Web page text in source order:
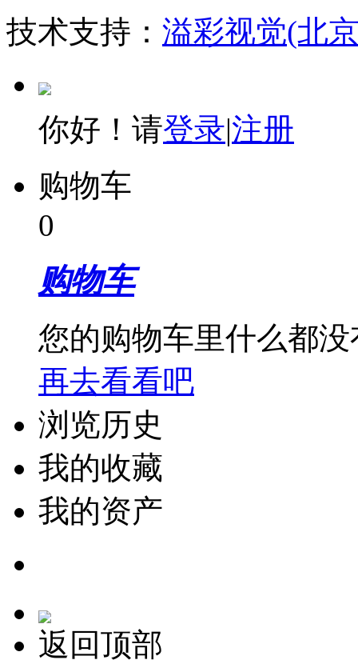
技术支持： 溢彩视觉(北
你好！请登录|注册
购物车
0
购物车
您的购物车里什么都没
再去看看吧
浏览历史
我的收藏
我的资产
返回顶部